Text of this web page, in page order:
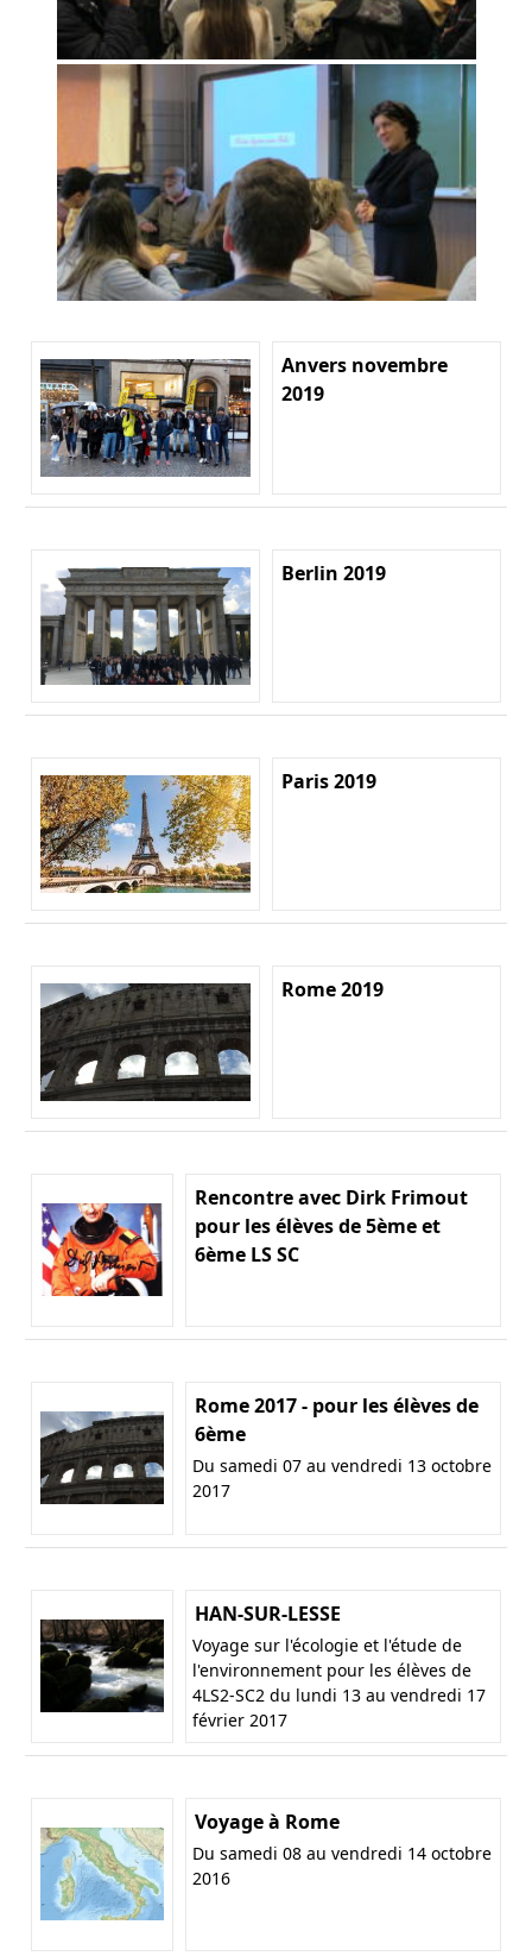
Anvers novembre
2019
Berlin 2019
Paris 2019
Rome 2019
Rencontre avec Dirk Frimout
pour les élèves de 5ème et
6ème LS SC
Rome 2017 - pour les élèves de
6ème
Du samedi 07 au vendredi 13 octobre
2017
HAN-SUR-LESSE
Voyage sur l'écologie et l'étude de
l'environnement pour les élèves de
4LS2-SC2 du lundi 13 au vendredi 17
février 2017
Voyage à Rome
Du samedi 08 au vendredi 14 octobre
2016